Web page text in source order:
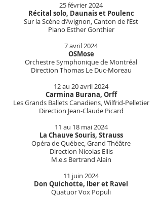
25 février 2024
Récital solo, Daunais et Poulenc
Sur la Scène d’Avignon, Canton de l’Est
Piano Esther Gonthier
7 avril 2024
OSMose
Orchestre Symphonique de Montréal
Direction Thomas Le Duc-Moreau
12 au 20 avril 2024
Carmina Burana, Orff
Les Grands Ballets Canadiens, Wilfrid-Pelletier
Direction Jean-Claude Picard
11 au 18 mai 2024
La Chauve Souris, Strauss
Opéra de Québec, Grand Théâtre
Direction Nicolas Ellis
M.e.s Bertrand Alain
11 juin 2024
Don Quichotte, Iber et Ravel
Quatuor Vox Populi